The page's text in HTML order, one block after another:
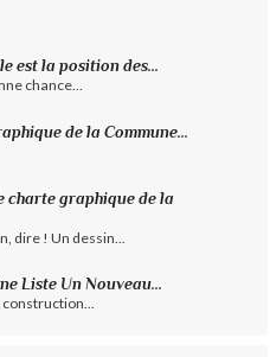
est la position des...
chance...
de la Commune...
charte graphique de la
dire ! Un dessin...
Liste Un Nouveau...
construction...